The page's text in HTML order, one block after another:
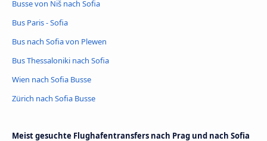
Busse von Niš nach Sofia
Bus Paris - Sofia
Bus nach Sofia von Plewen
Bus Thessaloniki nach Sofia
Wien nach Sofia Busse
Zürich nach Sofia Busse
Meist gesuchte Flughafentransfers nach Prag und nach Sofia